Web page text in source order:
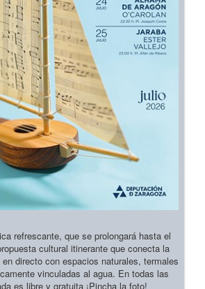
refrescante, que se prolongará hasta el
cultural itinerante que conecta la
directo con espacios naturales, termales
vinculadas al agua. En todas las
es libre y gratuita ¡Pincha la foto!